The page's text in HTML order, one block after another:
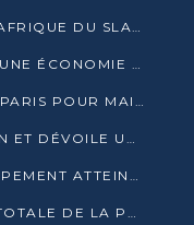
LE CONGO SACRÉ CHAMPION D’AFRIQUE DU SLAM 2025
LA VISION DU CONGO AXÉE SUR UNE ÉCONOMIE BAS CARBONE AU RENDEZ-VOUS DE MONACO 2025
RECONNAISSANCE : HONNEUR À PARIS POUR MAIXENT RAOUL OMINGA
CANAL+ RELANCE LA CHAÎNE CAN ET DÉVOILE UNE OFFRE EXCEPTIONNELLE POUR DÉCEMBRE
LA DETTE DES PAYS EN DÉVELOPPEMENT ATTEINT UN SOMMET HISTORIQUE ENTRE 2022 ET 2024
L’AFRIQUE VISE L’ÉRADICATION TOTALE DE LA POLIOMYÉLITE D’ICI 2026